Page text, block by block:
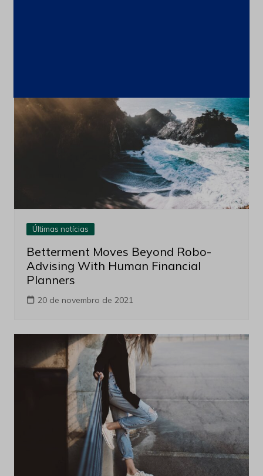
Últimas notícias
Betterment Moves Beyond Robo-
Advising With Human Financial
Planners
20 de novembro de 2021